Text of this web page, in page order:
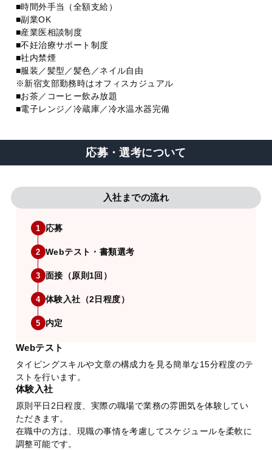
■時間外手当（全額支給）
■副業OK
■産業医相談制度
■不妊治療サポート制度
■社内禁煙
■服装／髪型／髪色／ネイル自由
※新宿支部勤務時はオフィスカジュアル
■お茶／コーヒー飲み放題
■電子レンジ／冷蔵庫／冷水温水器完備
応募・選考について
入社までの流れ
1 応募
2 Webテスト・書類選考
3 面接（原則1回）
4 体験入社（2日程度）
5 内定
Webテスト
タイピングスキルや文章の構成力を見る簡単な15分程度のテ
ストを行います。
体験入社
原則平日2日程度、実際の職場で業務の雰囲気を体験してい
ただきます。
在職中の方は、現職の事情を考慮してスケジュールを柔軟に
調整可能です。